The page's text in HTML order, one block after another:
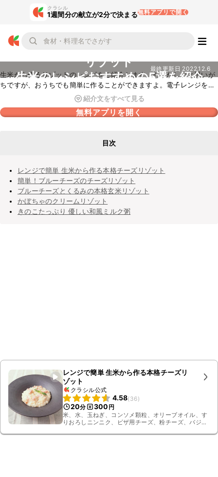
クラシル
1週間分の献立が2分で決まる無料アプリで開く
リゾット
生米のレシピおすすめの5選を紹介
最終更新日 2022.12.6
生米から作るリゾットのレシピをご紹介します。むずかしいと思いが
ちですが、おうちでも簡単に作ることができますよ。電子レンジを
使ったレシピもあるので、ぜひためしてみてくださいね。
紹介文をすべて見る
無料アプリを開く
目次
レンジで簡単 生米から作る本格チーズリゾット
簡単！ブルーチーズのチーズリゾット
ブルーチーズとくるみの本格玄米リゾット
かぼちゃのクリームリゾット
きのこたっぷり 優しい和風ミルク粥
レンジで簡単 生米から作る本格チーズリ
ゾット
クラシル公式
4.58(36)
20分 300 円
米、水、玉ねぎ、コンソメ顆粒、オリーブオイル、す
りおろしニンニク、ピザ用チーズ、粉チーズ、バジ